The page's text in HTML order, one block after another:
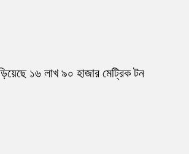
১৬ লাখ ৯০ হাজার মেট্রিক টন